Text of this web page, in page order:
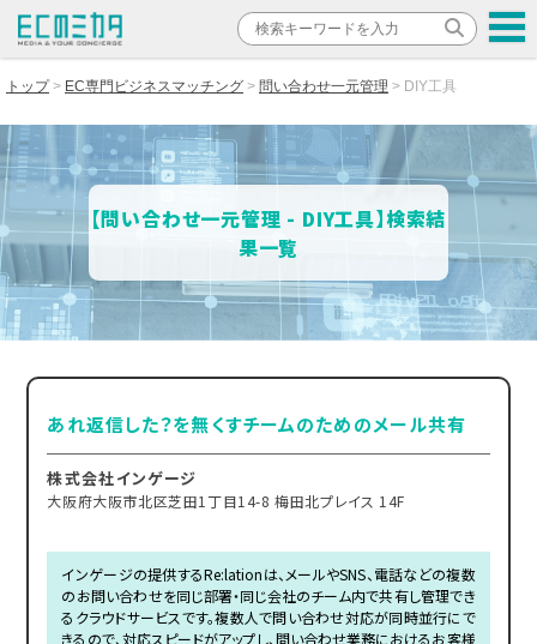
トップ EC専門ビジネスマッチング 問い合わせ一元管理 DIY工具
【問い合わせ一元管理 - DIY工具】検索結
果一覧
あれ返信した？を無くすチームのためのメール共有
株式会社インゲージ
大阪府大阪市北区芝田1丁目14-8 梅田北プレイス 14F
インゲージの提供するRe:lationは、メールやSNS、電話などの複数
のお問い合わせを同じ部署・同じ会社のチーム内で共有し管理でき
るクラウドサービスです。複数人で問い合わせ対応が同時並行にで
きるので、対応スピードがアップし、問い合わせ業務におけるお客様